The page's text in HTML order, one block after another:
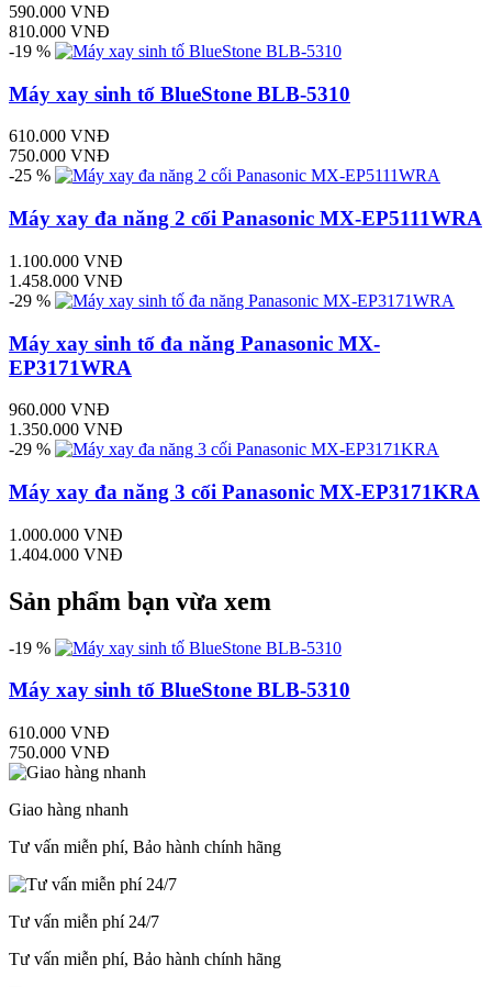
590.000 VNĐ
810.000 VNĐ
-19 %
Máy xay sinh tố BlueStone BLB-5310
610.000 VNĐ
750.000 VNĐ
-25 %
Máy xay đa năng 2 cối Panasonic MX-EP5111WRA
1.100.000 VNĐ
1.458.000 VNĐ
-29 %
Máy xay sinh tố đa năng Panasonic MX-
EP3171WRA
960.000 VNĐ
1.350.000 VNĐ
-29 %
Máy xay đa năng 3 cối Panasonic MX-EP3171KRA
1.000.000 VNĐ
1.404.000 VNĐ
Sản phẩm bạn vừa xem
-19 %
Máy xay sinh tố BlueStone BLB-5310
610.000 VNĐ
750.000 VNĐ
Giao hàng nhanh
Tư vấn miễn phí, Bảo hành chính hãng
Tư vấn miễn phí 24/7
Tư vấn miễn phí, Bảo hành chính hãng